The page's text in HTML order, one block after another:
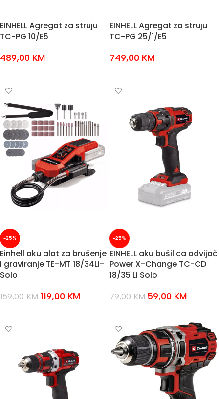
EINHELL Agregat za struju
TC-PG 10/E5
489,00 KM
EINHELL Agregat za struju
TC-PG 25/1/E5
749,00 KM
-25%
Einhell aku alat za brušenje
i graviranje TE-MT 18/34Li-
Solo
159,00KM 119,00 KM
-25%
EINHELL aku bušilica odvijač
Power X-Change TC-CD
18/35 Li Solo
79,00KM 59,00 KM